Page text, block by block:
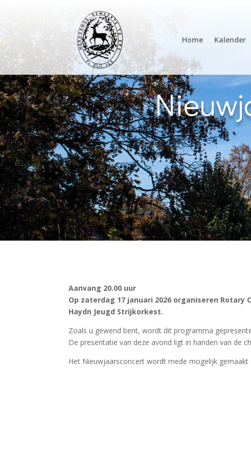
Home Kalender
Aanvang 20.00 uur
Op zaterdag 17 januari 2026 organiseren
Haydn Jeugd Strijkorkest.
Zoals u gewend bent, wordt dit programma
De presentatie van deze avond ligt in handen van de
Het Nieuwjaarsconcert wordt mede mogelijk